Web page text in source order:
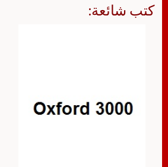
كتب شائعة: